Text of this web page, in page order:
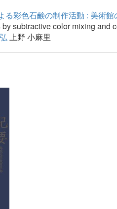
る彩色石鹸の制作活動 : 美術
subtractive color mixing and
上野 小麻里